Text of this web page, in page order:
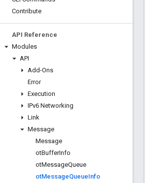
Contribute
API Reference
Modules
API
Add-Ons
Error
Execution
IPv6 Networking
Link
Message
Message
otBufferInfo
otMessageQueue
otMessageQueueInfo